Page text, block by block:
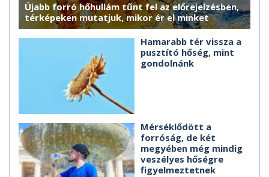
Újabb forró hőhullám tűnt fel az előrejelzésben,
térképeken mutatjuk, mikor ér el minket
Hamarabb tér vissza a
pusztító hőség, mint
gondolnánk
Mérséklődött a
forróság, de két
megyében még mindig
veszélyes hőségre
figyelmeztetnek